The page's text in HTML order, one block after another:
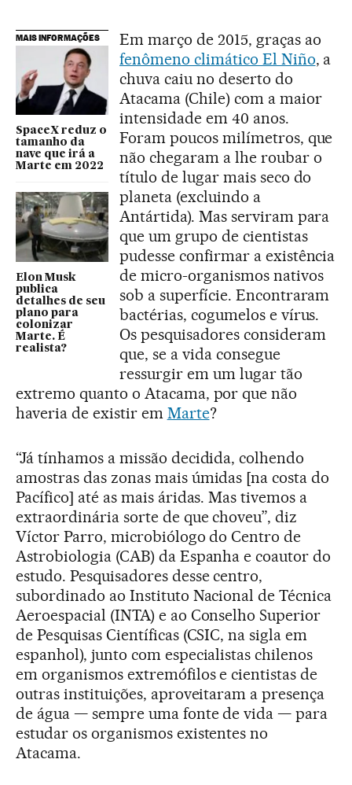
MAIS INFORMAÇÕES
SpaceX reduz o
tamanho da
nave que irá a
Marte em 2022
Elon Musk
publica
detalhes de seu
plano para
colonizar
Marte. É
realista?
Em março de 2015, graças ao
fenômeno climático El Niño, a
chuva caiu no deserto do
Atacama (Chile) com a maior
intensidade em 40 anos.
Foram poucos milímetros, que
não chegaram a lhe roubar o
título de lugar mais seco do
planeta (excluindo a
Antártida). Mas serviram para
que um grupo de cientistas
pudesse confirmar a existência
de micro-organismos nativos
sob a superfície. Encontraram
bactérias, cogumelos e vírus.
Os pesquisadores consideram
que, se a vida consegue
ressurgir em um lugar tão
extremo quanto o Atacama, por que não
haveria de existir em Marte?
“Já tínhamos a missão decidida, colhendo
amostras das zonas mais úmidas [na costa do
Pacífico] até as mais áridas. Mas tivemos a
extraordinária sorte de que choveu”, diz
Víctor Parro, microbiólogo do Centro de
Astrobiologia (CAB) da Espanha e coautor do
estudo. Pesquisadores desse centro,
subordinado ao Instituto Nacional de Técnica
Aeroespacial (INTA) e ao Conselho Superior
de Pesquisas Científicas (CSIC, na sigla em
espanhol), junto com especialistas chilenos
em organismos extremófilos e cientistas de
outras instituições, aproveitaram a presença
de água — sempre uma fonte de vida — para
estudar os organismos existentes no
Atacama.